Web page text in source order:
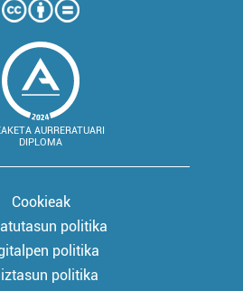
AURRERATUARI
DIPLOMA
Cookieak
politika
politika
politika